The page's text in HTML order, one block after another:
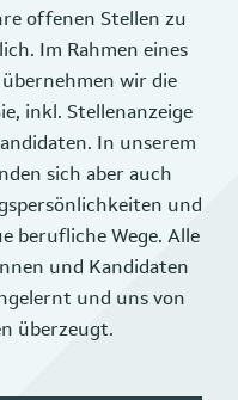
offenen Stellen zu
Im Rahmen eines
wir die
inkl. Stellenanzeige
In unserem
sich aber auch
und
berufliche Wege. Alle
und Kandidaten
und uns von
überzeugt.